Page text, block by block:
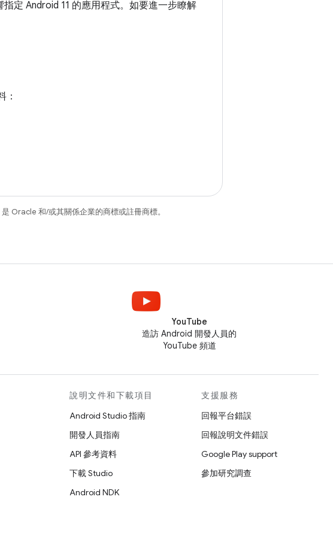
定 Android 11 的應用程式。如要進一步瞭解
：
Oracle 和/或其關係企業的商標或註冊商標。
YouTube
造訪 Android 開發人員的
YouTube 頻道
說明文件和下載項目
Android Studio 指南
開發人員指南
API 參考資料
下載 Studio
Android NDK
支援服務
回報平台錯誤
回報說明文件錯誤
Google Play support
參加研究調查